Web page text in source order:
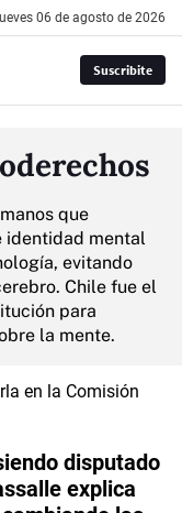
jueves 06 de agosto de 2026
Suscribite
que
identidad mental
evitando
Chile fue el
para
la mente.
disputado
explica